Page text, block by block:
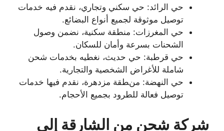
حي الرائد: حي سكني وتجاري، نقدم فيه خدمات
توصيل موثوقة لجميع أنواع البضائع.
حي المغرزات: منطقة سكنية، نضمن وصول
الشحنات بسرعة وأمان للسكان.
حي قرطبة: حي حديث، نغطيه بخدمات شحن
شاملة للأغراض الشخصية والتجارية.
حي النهضة: منطقة مزدهرة، نقدم فيها خدمات
توصيل فعالة للطرود بجميع الأحجام.
شركة شحن من الشارقة إلى